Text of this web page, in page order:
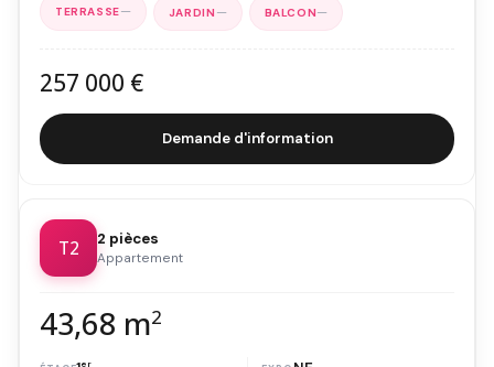
— — —
257 000 €
Demande d'information
T2 2 pièces
Appartement
43,68 m2
er